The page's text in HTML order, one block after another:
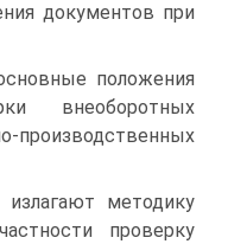
документов при
положения
внеоборотных
методику
проверку